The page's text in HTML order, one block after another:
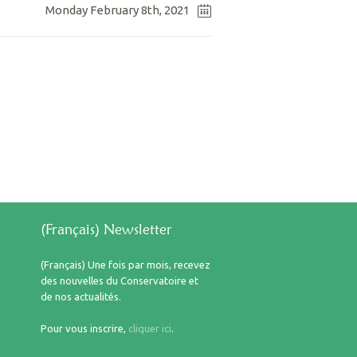
Monday February 8th, 2021
(Français) Newsletter
(Français) Une fois par mois, recevez
des nouvelles du Conservatoire et
de nos actualités.
Pour vous inscrire, cliquer ici.